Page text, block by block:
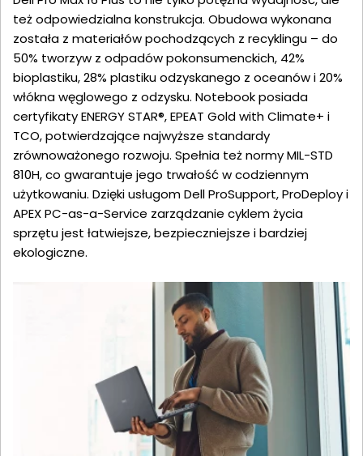
też odpowiedzialna konstrukcja. Obudowa wykonana
została z materiałów pochodzących z recyklingu – do
50% tworzyw z odpadów pokonsumenckich, 42%
bioplastiku, 28% plastiku odzyskanego z oceanów i 20%
włókna węglowego z odzysku. Notebook posiada
certyfikaty ENERGY STAR®, EPEAT Gold with Climate+ i
TCO, potwierdzające najwyższe standardy
zrównoważonego rozwoju. Spełnia też normy MIL-STD
810H, co gwarantuje jego trwałość w codziennym
użytkowaniu. Dzięki usługom Dell ProSupport, ProDeploy i
APEX PC-as-a-Service zarządzanie cyklem życia
sprzętu jest łatwiejsze, bezpieczniejsze i bardziej
ekologiczne.